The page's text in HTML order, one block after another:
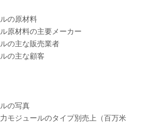
の原材料
原材料の主要メーカー
の主な販売業者
の主な顧客
の写真
モジュールのタイプ別売上（百万米